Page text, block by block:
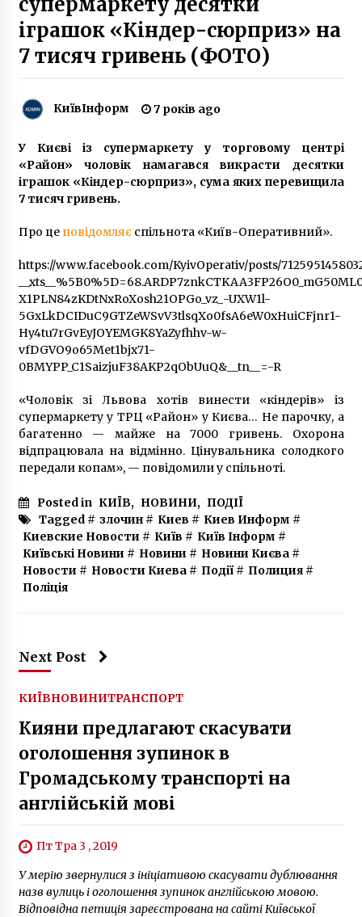
5 років ago
INSHE ART – МИСТЕЦТВО ОБ’ЄДНУЄ СВІТ!
поліцію
4 роки ago
Під Києвом мати вбила новонароджену
7 років ago
Украинцев хотят штрафовать за появление
на улицах в нетрезвом виде
9 років ago
Як виглядав Київ у 1918 році: архівні фото,
зроблені з повітря
іграшок «Кіндер-сюрприз» на
7 тисяч гривень (ФОТО)
КиївІнформ 7 років ago
У Києві із супермаркету у торговому центрі
«Район» чоловік намагався викрасти десятки
іграшок «Кіндер-сюрприз», сума яких перевищила
7 тисяч гривень.
Про це повідомляє спільнота «Київ-Оперативний».
https://www.facebook.com/KyivOperativ/posts/
X1PLN84zKDtNxRoXosh21OPGo_vz_-UXW1l-
5GxLkDCIDuC9GTZeWSvV3tlsqXo0fsA6eW0xHuiCFjnr1-
Hy4tu7rGvEyJOYEMGK8YaZyfhhv-w-
vfDGVO9o65Met1bjx71-
0BMYPP_C1SaizjuF38AKP2qObUuQ&__tn__=-R
«Чоловік зі Львова хотів винести «кіндерів» із
супермаркету у ТРЦ «Район» у Києва… Не парочку, а
багатенно — майже на 7000 гривень. Охорона
відпрацювала на відмінно. Цінувальника солодкого
передали копам», — повідомили у спільноті.
Posted in КИЇВ, НОВИНИ, ПОДІЇ
Tagged # злочин# Киев # Киев Информ #
Киевские Новости # Київ # Київ Інформ #
Київські Новини # Новини # Новини Києва#
Новости # Новости Киева# Події# Полиция#
Поліція
Next Post
КИЇВНОВИНИТРАНСПОРТ
Кияни предлагают скасувати
оголошення зупинок в
Громадському транспорті на
англійській мові
Пт Тра 3 , 2019
У мерію звернулися з ініціативою скасувати дублювання
назв вулиць і оголошення зупинок англійською мовою.
Відповідна петиція зареєстрована на сайті Київської